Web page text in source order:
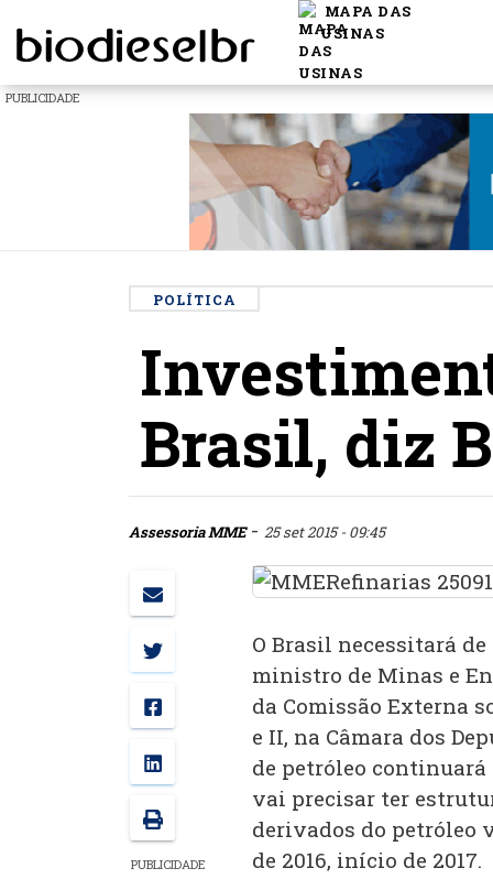
MAPA DAS
USINAS
PUBLICIDADE
POLÍTICA
Brasil, diz
Assessoria MME- 25 set 2015 - 09:45
PUBLICIDADE
O Brasil necessitará
ministro de Minas e
da Comissão Externa
e II, na Câmara dos
de petróleo continuará
vai precisar ter
derivados do petróleo
de 2016, início de 2017.